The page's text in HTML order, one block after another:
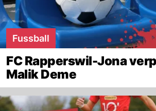
Fussball
FC Rapperswil-Jona
Malik Deme